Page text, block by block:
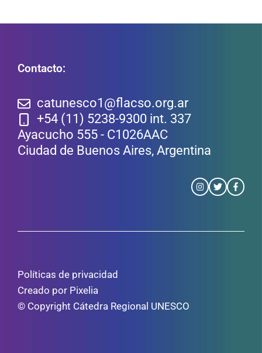
Contacto:
catunesco1@flacso.org.ar
+54 (11) 5238-9300 int. 337
Ayacucho 555 - C1026AAC
Ciudad de Buenos Aires, Argentina
© Copyright Cátedra Regional UNESCO
Políticas de privacidad
Creado por Pixelia